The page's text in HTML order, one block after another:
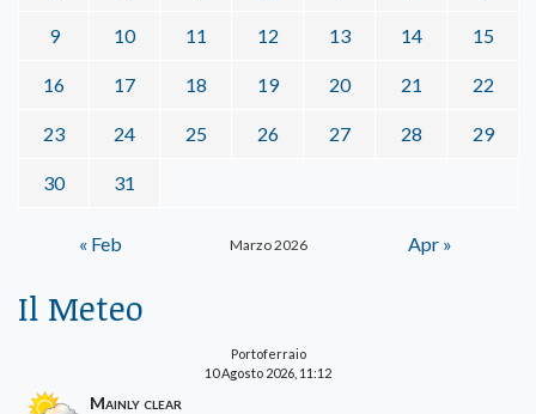
Marzo 2026
9 10 11 12 13 14 15
16 17 18 19 20 21 22
23 24 25 26 27 28 29
30 31
« Feb Apr »
Il Meteo
Portoferraio
10 Agosto 2026, 11:12
Mainly clear